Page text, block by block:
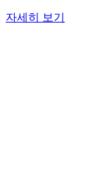
만드는 것과 같습니
행 계획을 자동으
를 분석해주는
GPT를 제작하기
각 단계에서 필요
한, 맞춤형 GPT를
처음에는 다소 어
입문》의 친절한
자세히 보기